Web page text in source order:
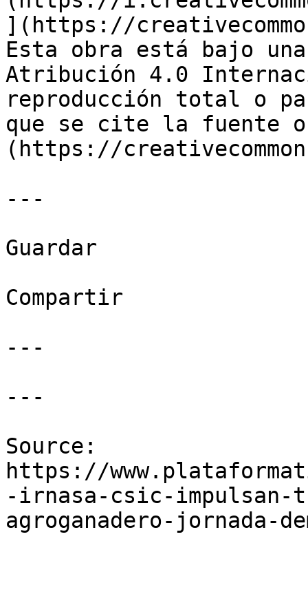
](https://
Esta obra está bajo
Atribución 4.0
reproducción total o
que se cite la fuente
(https://
---
Guardar
Compartir
---
---
Source:
https://
-irnasa-csic-impulsan-